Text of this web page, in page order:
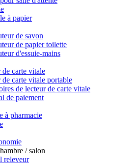
à papier
de savon
de papier toilette
d'essuie-mains
de carte vitale
de carte vitale portable
de lecteur de carte vitale
de paiement
à pharmacie
/ salon
releveur